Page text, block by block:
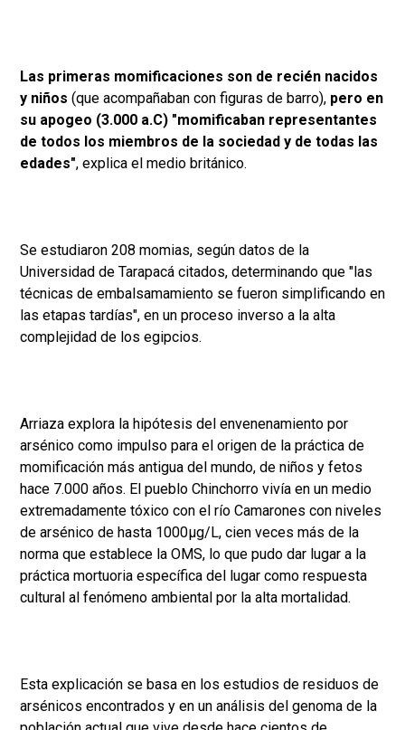
Las primeras momificaciones son de recién nacidos
y niños (que acompañaban con figuras de barro), pero en
su apogeo (3.000 a.C) "momificaban representantes
de todos los miembros de la sociedad y de todas las
edades", explica el medio británico.
Se estudiaron 208 momias, según datos de la
Universidad de Tarapacá citados, determinando que "las
técnicas de embalsamamiento se fueron simplificando en
las etapas tardías", en un proceso inverso a la alta
complejidad de los egipcios.
Arriaza explora la hipótesis del envenenamiento por
arsénico como impulso para el origen de la práctica de
momificación más antigua del mundo, de niños y fetos
hace 7.000 años. El pueblo Chinchorro vivía en un medio
extremadamente tóxico con el río Camarones con niveles
de arsénico de hasta 1000µg/L, cien veces más de la
norma que establece la OMS, lo que pudo dar lugar a la
práctica mortuoria específica del lugar como respuesta
cultural al fenómeno ambiental por la alta mortalidad.
Esta explicación se basa en los estudios de residuos de
arsénicos encontrados y en un análisis del genoma de la